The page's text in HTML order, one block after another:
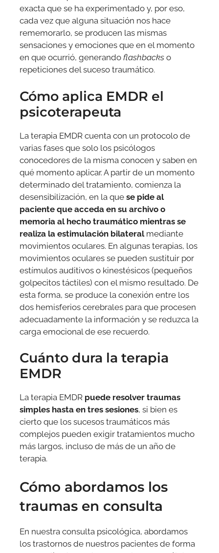
exacta que se ha experimentado y, por eso,
cada vez que alguna situación nos hace
rememorarlo, se producen las mismas
sensaciones y emociones que en el momento
en que ocurrió, generando flashbacks o
repeticiones del suceso traumático.
Cómo aplica EMDR el
psicoterapeuta
La terapia EMDR cuenta con un protocolo de
varias fases que solo los psicólogos
conocedores de la misma conocen y saben en
qué momento aplicar. A partir de un momento
determinado del tratamiento, comienza la
desensibilización, en la que se pide al
paciente que acceda en su archivo o
memoria al hecho traumático mientras se
realiza la estimulación bilateralmediante
movimientos oculares. En algunas terapias, los
movimientos oculares se pueden sustituir por
estímulos auditivos o kinestésicos (pequeños
golpecitos táctiles) con el mismo resultado. De
esta forma, se produce la conexión entre los
dos hemisferios cerebrales para que procesen
adecuadamente la información y se reduzca la
carga emocional de ese recuerdo.
Cuánto dura la terapia
EMDR
La terapia EMDR puede resolver traumas
simples hasta en tres sesiones, si bien es
cierto que los sucesos traumáticos más
complejos pueden exigir tratamientos mucho
más largos, incluso de más de un año de
terapia.
Cómo abordamos los
traumas en consulta
En nuestra consulta psicológica, abordamos
los trastornos de nuestros pacientes de forma